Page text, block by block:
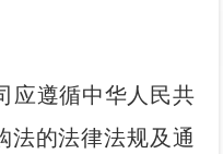
应遵循中华人民共
法的法律法规及通